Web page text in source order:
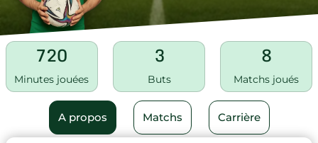
720
Minutes jouées
3
Buts
8
Matchs joués
A propos Matchs Carrière